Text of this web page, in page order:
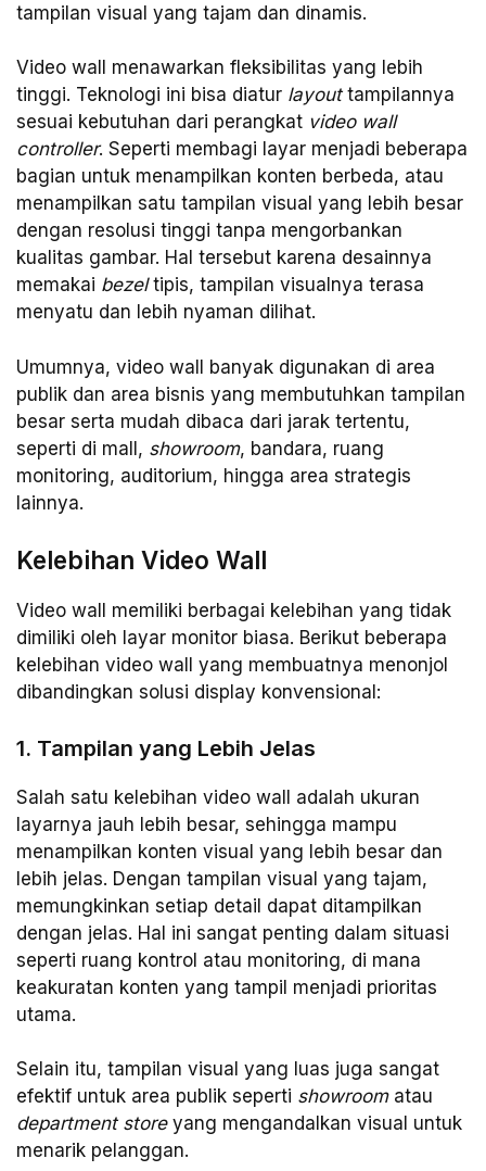
tampilan visual yang tajam dan dinamis.
Video wall menawarkan fleksibilitas yang lebih
tinggi. Teknologi ini bisa diatur layouttampilannya
sesuai kebutuhan dari perangkat video wall
controller. Seperti membagi layar menjadi beberapa
bagian untuk menampilkan konten berbeda, atau
menampilkan satu tampilan visual yang lebih besar
dengan resolusi tinggi tanpa mengorbankan
kualitas gambar. Hal tersebut karena desainnya
memakai bezeltipis, tampilan visualnya terasa
menyatu dan lebih nyaman dilihat.
Umumnya, video wall banyak digunakan di area
publik dan area bisnis yang membutuhkan tampilan
besar serta mudah dibaca dari jarak tertentu,
seperti di mall, showroom, bandara, ruang
monitoring, auditorium, hingga area strategis
lainnya.
Kelebihan Video Wall
Video wall memiliki berbagai kelebihan yang tidak
dimiliki oleh layar monitor biasa. Berikut beberapa
kelebihan video wall yang membuatnya menonjol
dibandingkan solusi display konvensional:
1. Tampilan yang Lebih Jelas
Salah satu kelebihan video wall adalah ukuran
layarnya jauh lebih besar, sehingga mampu
menampilkan konten visual yang lebih besar dan
lebih jelas. Dengan tampilan visual yang tajam,
memungkinkan setiap detail dapat ditampilkan
dengan jelas. Hal ini sangat penting dalam situasi
seperti ruang kontrol atau monitoring, di mana
keakuratan konten yang tampil menjadi prioritas
utama.
Selain itu, tampilan visual yang luas juga sangat
efektif untuk area publik seperti showroomatau
department storeyang mengandalkan visual untuk
menarik pelanggan.